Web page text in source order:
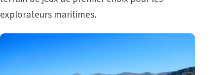
explorateurs maritimes.